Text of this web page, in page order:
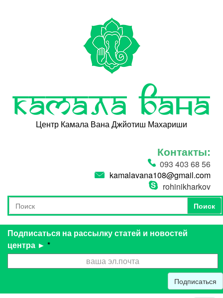
Камала Вана
Центр Камала Вана Джйотиш Махариши
Контакты:
093 403 68 56
kamalavana108@gmail.com
rohinikharkov
Форма поиска
Поиск
Поиск
Подписаться на рассылку статей и новостей
центра ► *
Подписаться